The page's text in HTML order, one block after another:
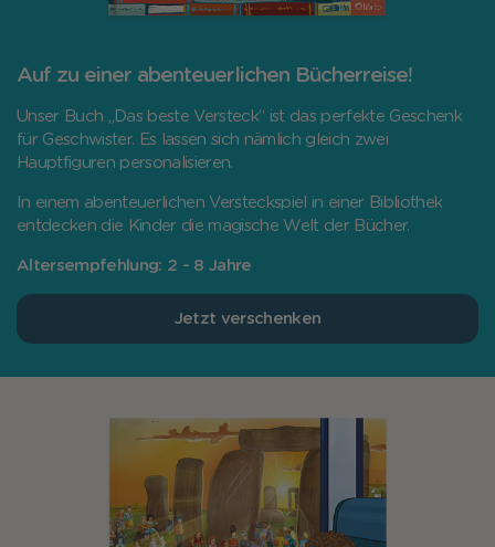
Auf zu einer abenteuerlichen Bücherreise!
Unser Buch „Das beste Versteck“ ist das perfekte Geschenk
für Geschwister. Es lassen sich nämlich gleich zwei
Hauptfiguren personalisieren.
In einem abenteuerlichen Versteckspiel in einer Bibliothek
entdecken die Kinder die magische Welt der Bücher.
Altersempfehlung: 2 - 8 Jahre
Jetzt verschenken